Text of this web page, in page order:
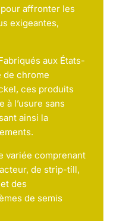
affronter les
exigeantes,
aux États-
de chrome
ces produits
à l’usure sans
ainsi la
variée comprenant
de strip-till,
des
de semis